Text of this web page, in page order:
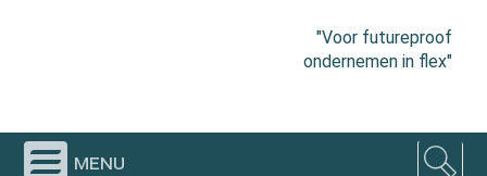
"Voor futureproof
ondernemen in flex"
menu